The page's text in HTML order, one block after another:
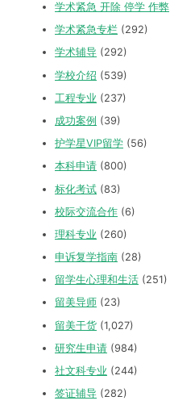
学术紧急 开除 停学 作弊
学术紧急专栏 (292)
学术辅导 (292)
学校介绍 (539)
工程专业 (237)
成功案例 (39)
护学星VIP留学 (56)
本科申请 (800)
标化考试 (83)
校际交流合作 (6)
理科专业 (260)
申诉复学指南 (28)
留学生心理和生活 (251)
留美导师 (23)
留美干货 (1,027)
研究生申请 (984)
社文科专业 (244)
签证辅导 (282)